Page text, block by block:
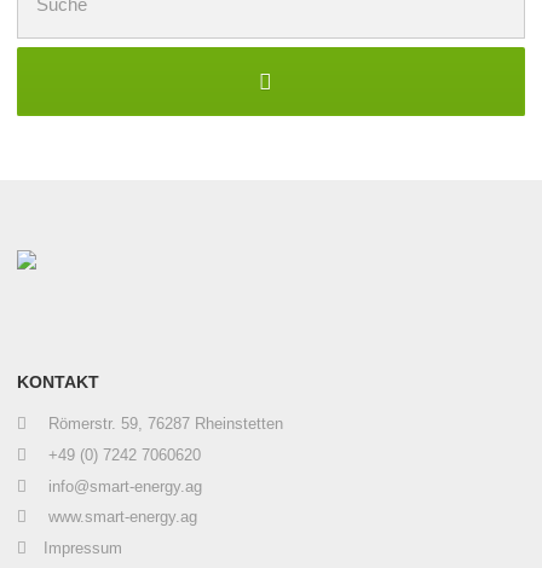
nach:
KONTAKT
Römerstr. 59, 76287 Rheinstetten
+49 (0) 7242 7060620
info@smart-energy.ag
www.smart-energy.ag
Impressum